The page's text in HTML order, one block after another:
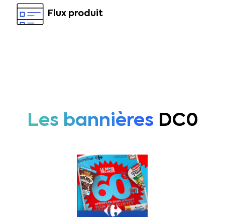
Flux produit
Les bannières DC0